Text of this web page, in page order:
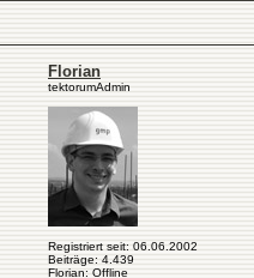
Florian
tektorumAdmin
Registriert seit: 06.06.2002
Beiträge: 4.439
Florian: Offline